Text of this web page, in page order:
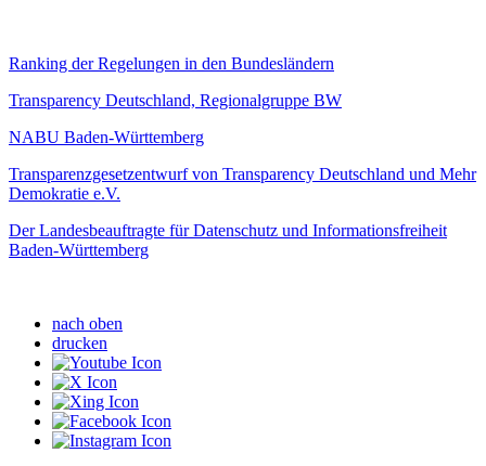
Ranking der Regelungen in den Bundesländern
Transparency Deutschland, Regionalgruppe BW
NABU Baden-Württemberg
Transparenzgesetzentwurf von Transparency Deutschland und Mehr
Demokratie e.V.
Der Landesbeauftragte für Datenschutz und Informationsfreiheit
Baden-Württemberg
nach oben
drucken